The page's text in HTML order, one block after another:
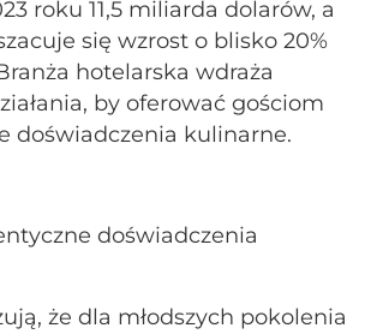
roku 11,5 miliarda dolarów, a
się wzrost o blisko 20%
hotelarska wdraża
by oferować gościom
doświadczenia kulinarne.
doświadczenia
że dla młodszych pokolenia